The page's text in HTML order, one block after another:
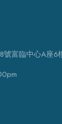
號富臨中心A座6